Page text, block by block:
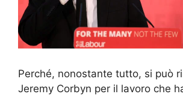
Perché, nonostante tutto, si può
Jeremy Corbyn per il lavoro che